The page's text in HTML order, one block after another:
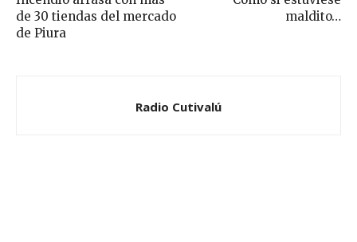
de 30 tiendas del mercado
de Piura
maldito…
Radio Cutivalú